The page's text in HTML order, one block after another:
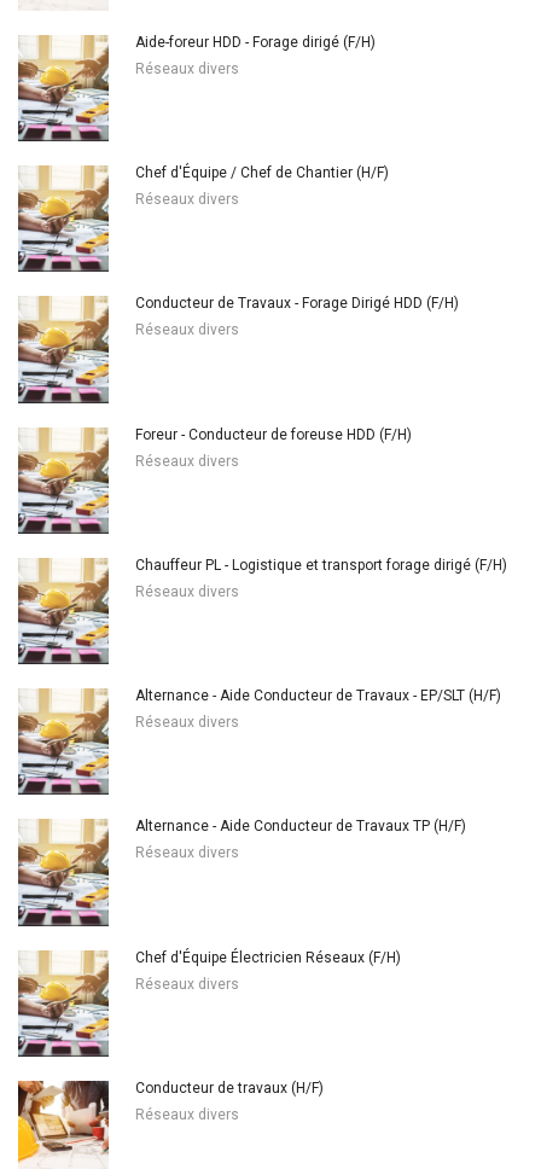
Aide-foreur HDD - Forage dirigé (F/H)
Réseaux divers
Chef d'Équipe / Chef de Chantier (H/F)
Réseaux divers
Conducteur de Travaux - Forage Dirigé HDD (F/H)
Réseaux divers
Foreur - Conducteur de foreuse HDD (F/H)
Réseaux divers
Chauffeur PL - Logistique et transport forage dirigé (F/H)
Réseaux divers
Alternance - Aide Conducteur de Travaux - EP/SLT (H/F)
Réseaux divers
Alternance - Aide Conducteur de Travaux TP (H/F)
Réseaux divers
Chef d'Équipe Électricien Réseaux (F/H)
Réseaux divers
Conducteur de travaux (H/F)
Réseaux divers